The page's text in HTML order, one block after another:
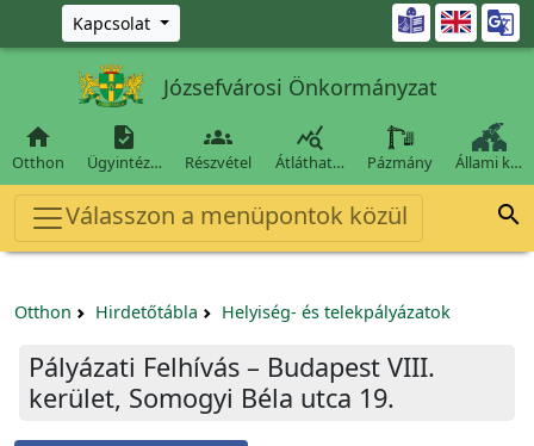
Ugrás a fő tartalomra
Kapcsolat 
Józsefvárosi Önkormányzat

Otthon

Ügyintéz…

Részvétel

Átláthat… Pázmány Állami k…
Válasszon a menüpontok közül 
Otthon Hirdetőtábla Helyiség- és telekpályázatok
Pályázati Felhívás – Budapest VIII.
kerület, Somogyi Béla utca 19.